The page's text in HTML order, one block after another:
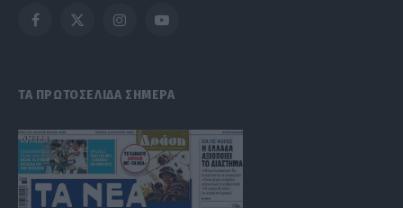
Facebook
X
InstagramYouTube
ΤΑ ΠΡΩΤΟΣΕΛΙΔΑ ΣΗΜΕΡΑ